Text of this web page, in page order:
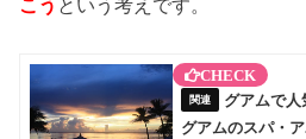
こう という考えです。
グアムで
グアムのスパ・ア